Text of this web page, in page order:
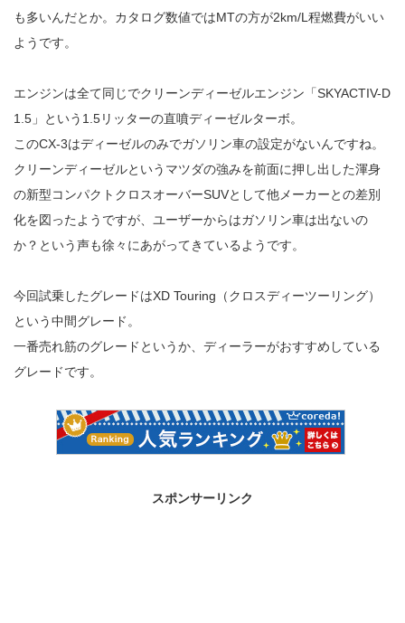
も多いんだとか。カタログ数値ではMTの方が2km/L程燃費がいい
ようです。
エンジンは全て同じでクリーンディーゼルエンジン「SKYACTIV-D
1.5」という1.5リッターの直噴ディーゼルターボ。
このCX-3はディーゼルのみでガソリン車の設定がないんですね。
クリーンディーゼルというマツダの強みを前面に押し出した渾身
の新型コンパクトクロスオーバーSUVとして他メーカーとの差別
化を図ったようですが、ユーザーからはガソリン車は出ないの
か？という声も徐々にあがってきているようです。
今回試乗したグレードはXD Touring（クロスディーツーリング）
という中間グレード。
一番売れ筋のグレードというか、ディーラーがおすすめしている
グレードです。
スポンサーリンク